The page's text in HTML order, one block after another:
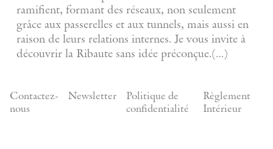
ramifient, formant des réseaux, non seulement
grâce aux passerelles et aux tunnels, mais aussi en
raison de leurs relations internes. Je vous invite à
découvrir la Ribaute sans idée préconçue.(…)
Contactez-
nous
Newsletter
Politique de
confidentialité
Règlement
Intérieur